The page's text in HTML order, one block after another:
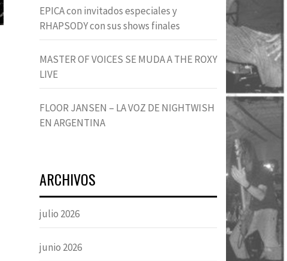
EPICA con invitados especiales y
RHAPSODY con sus shows finales
MASTER OF VOICES SE MUDA A THE ROXY
LIVE
FLOOR JANSEN – LA VOZ DE NIGHTWISH
EN ARGENTINA
ARCHIVOS
julio 2026
junio 2026